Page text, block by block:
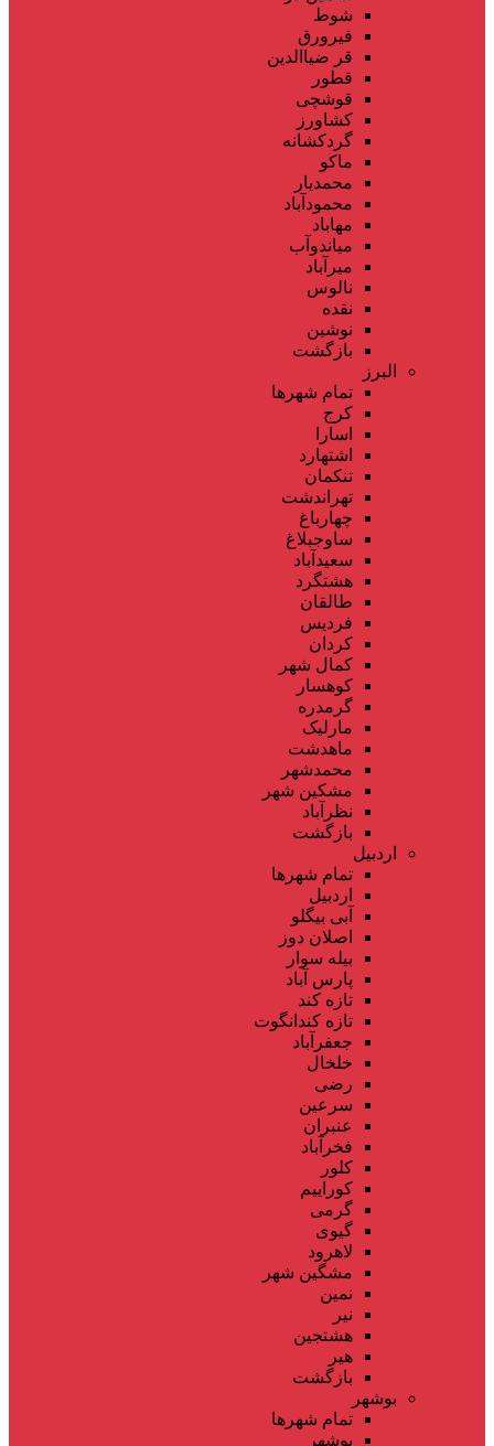
شوط
فیرورق
قر ضیاالدین
قطور
قوشچی
کشاورز
گردکشانه
ماکو
محمدیار
محمودآباد
مهاباد
میاندوآب
میرآباد
نالوس
نقده
نوشین
بازگشت
البرز
تمام شهر‌ها
کرج
اسارا
اشتهارد
تنکمان
تهراندشت
چهارباغ
ساوجبلاغ
سعیدآباد
هشتگرد
طالقان
فردیس
کردان
کمال شهر
کوهسار
گرمدره
مارلیک
ماهدشت
محمدشهر
مشکین شهر
نظرآباد
بازگشت
اردبیل
تمام شهر‌ها
اردبیل
آبی بیگلو
اصلان دوز
بیله سوار
پارس آباد
تازه کند
تازه کندانگوت
جعفرآباد
خلخال
رضی
سرعین
عنبران
فخرآباد
کلور
کوراییم
گرمی
گیوی
لاهرود
مشگین شهر
نمین
نیر
هشتجین
هیر
بازگشت
بوشهر
تمام شهر‌ها
بوشهر